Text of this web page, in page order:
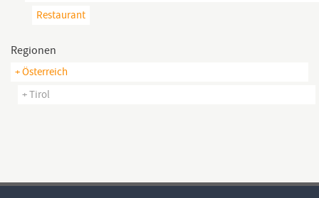
Restaurant
Regionen
+ Österreich
+ Tirol